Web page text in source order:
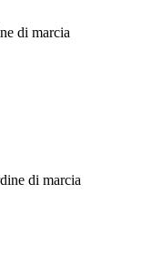
di marcia
di marcia